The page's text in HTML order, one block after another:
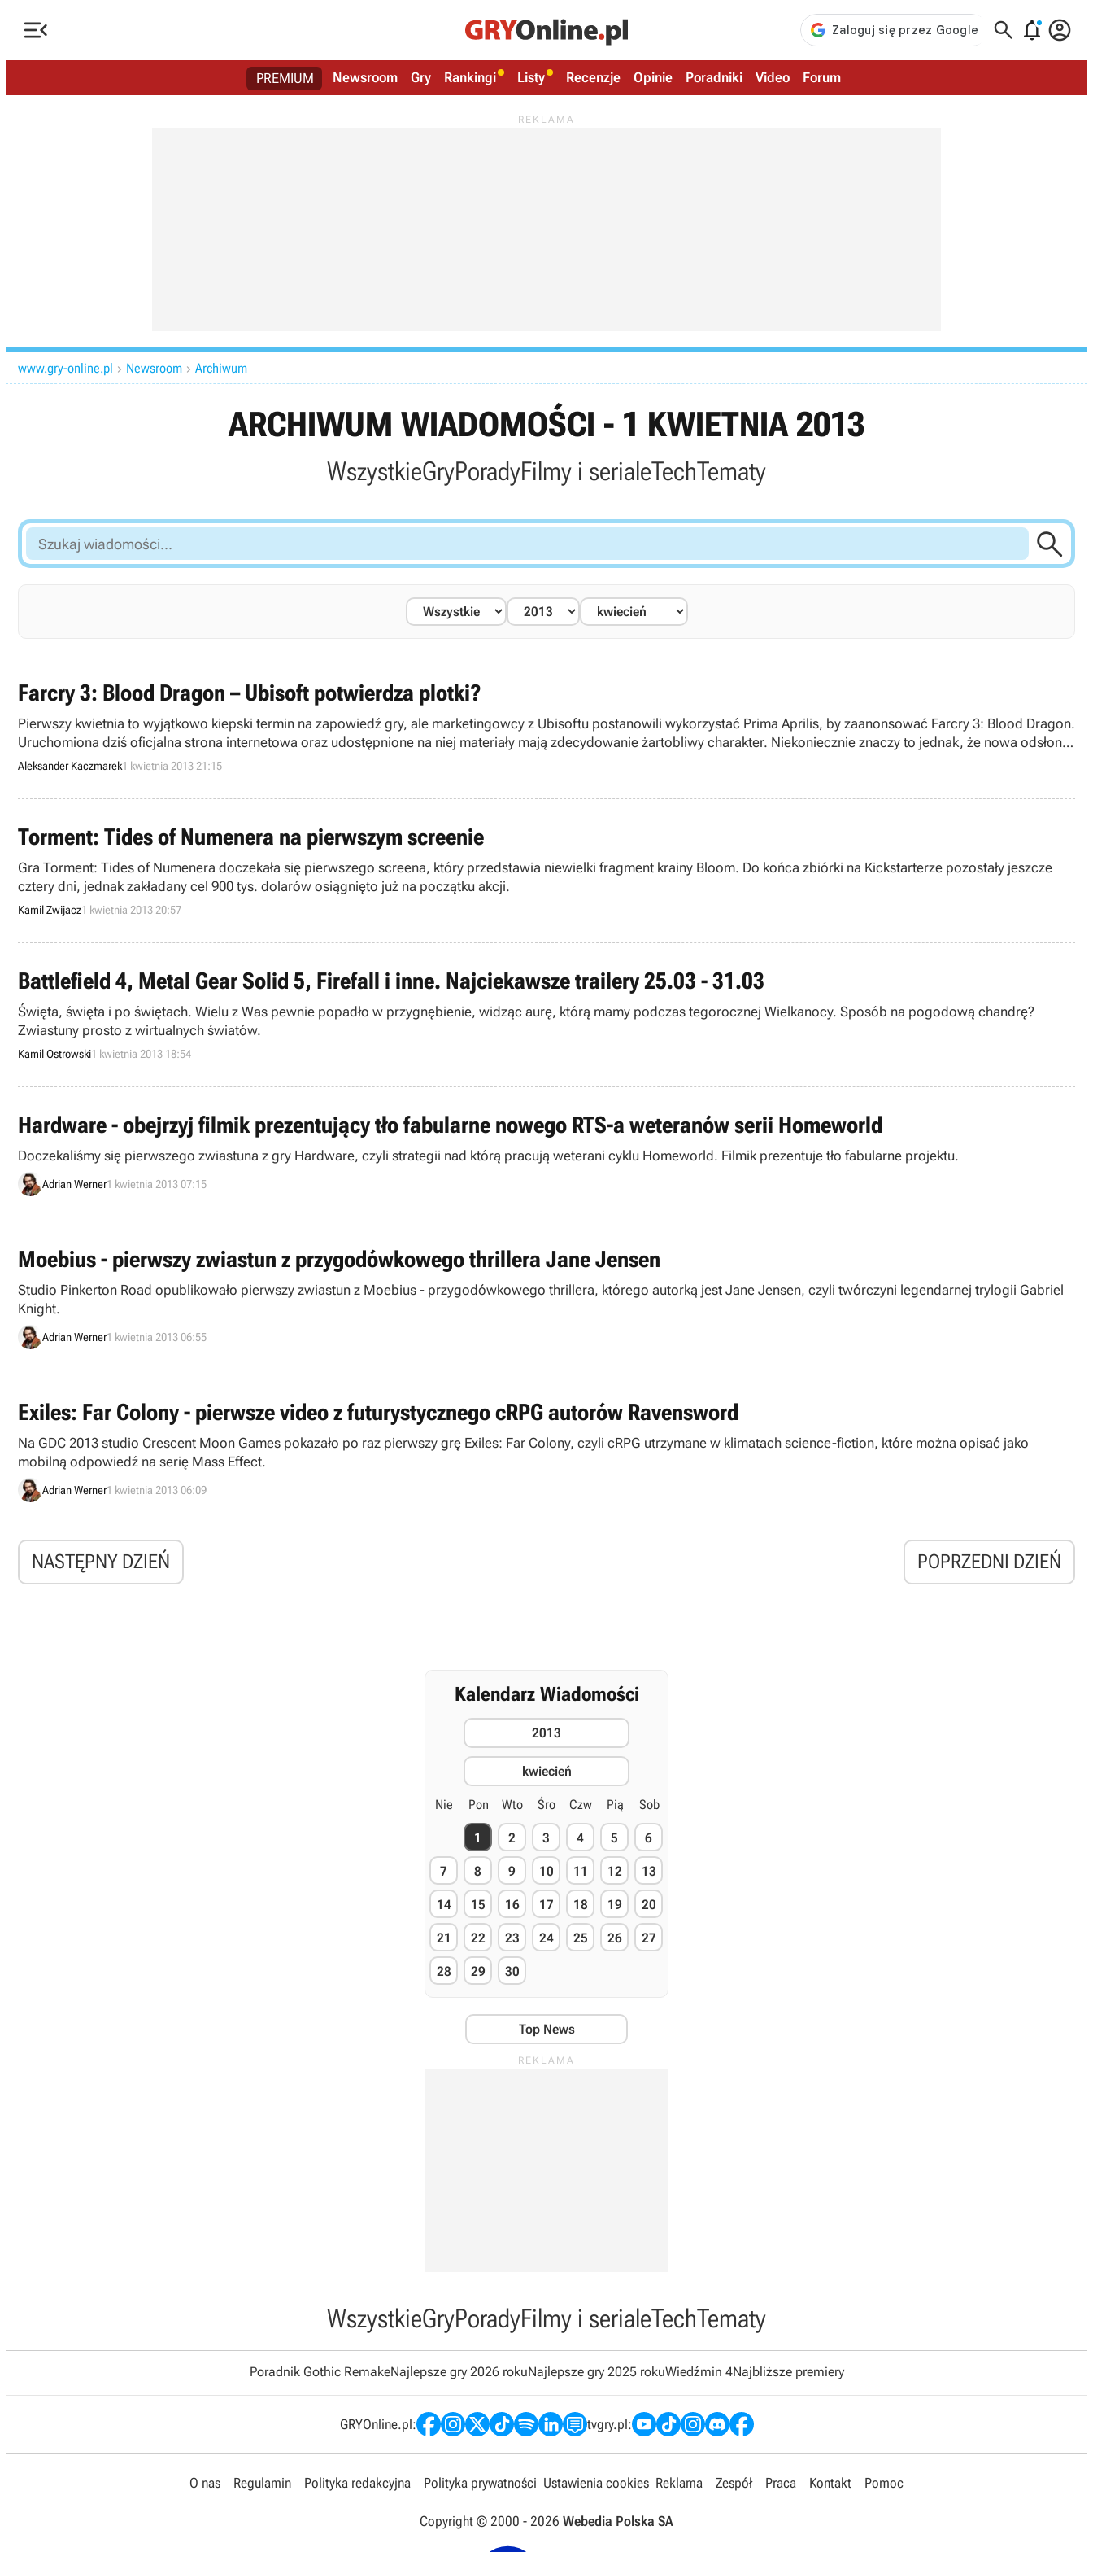
   
PREMIUM Newsroom Gry Rankingi Listy Recenzje Opinie Poradniki Video Forum
www.gry-online.pl  Newsroom  Archiwum
ARCHIWUM WIADOMOŚCI - 1 KWIETNIA 2013
WszystkieGryPoradyFilmy i serialeTechTematy
Szukaj
wiadomości...

Farcry 3: Blood Dragon – Ubisoft potwierdza plotki?
Pierwszy kwietnia to wyjątkowo kiepski termin na zapowiedź gry, ale marketingowcy z Ubisoftu postanowili wykorzystać Prima Aprilis, by zaanonsować Farcry 3: Blood Dragon.
Uruchomiona dziś oficjalna strona internetowa oraz udostępnione na niej materiały mają zdecydowanie żartobliwy charakter. Niekoniecznie znaczy to jednak, że nowa odsłona
cyklu Far Cry jest tylko dowcipem.
Aleksander Kaczmarek1 kwietnia 2013 21:15
Torment: Tides of Numenera na pierwszym screenie
Gra Torment: Tides of Numenera doczekała się pierwszego screena, który przedstawia niewielki fragment krainy Bloom. Do końca zbiórki na Kickstarterze pozostały jeszcze
cztery dni, jednak zakładany cel 900 tys. dolarów osiągnięto już na początku akcji.
Kamil Zwijacz1 kwietnia 2013 20:57
Battlefield 4, Metal Gear Solid 5, Firefall i inne. Najciekawsze trailery 25.03 - 31.03
Święta, święta i po świętach. Wielu z Was pewnie popadło w przygnębienie, widząc aurę, którą mamy podczas tegorocznej Wielkanocy. Sposób na pogodową chandrę?
Zwiastuny prosto z wirtualnych światów.
Kamil Ostrowski1 kwietnia 2013 18:54
Hardware - obejrzyj filmik prezentujący tło fabularne nowego RTS-a weteranów serii Homeworld
Doczekaliśmy się pierwszego zwiastuna z gry Hardware, czyli strategii nad którą pracują weterani cyklu Homeworld. Filmik prezentuje tło fabularne projektu.
Adrian Werner1 kwietnia 2013 07:15
Moebius - pierwszy zwiastun z przygodówkowego thrillera Jane Jensen
Studio Pinkerton Road opublikowało pierwszy zwiastun z Moebius - przygodówkowego thrillera, którego autorką jest Jane Jensen, czyli twórczyni legendarnej trylogii Gabriel
Knight.
Adrian Werner1 kwietnia 2013 06:55
Exiles: Far Colony - pierwsze video z futurystycznego cRPG autorów Ravensword
Na GDC 2013 studio Crescent Moon Games pokazało po raz pierwszy grę Exiles: Far Colony, czyli cRPG utrzymane w klimatach science-fiction, które można opisać jako
mobilną odpowiedź na serię Mass Effect.
Adrian Werner1 kwietnia 2013 06:09
NASTĘPNY DZIEŃ POPRZEDNI DZIEŃ
Kalendarz Wiadomości
2013
kwiecień
Nie Pon Wto Śro Czw Pią Sob
1 2 3 4 5 6
7 8 9 10 11 12 13
14 15 16 17 18 19 20
21 22 23 24 25 26 27
28 29 30
Top News
WszystkieGryPoradyFilmy i serialeTechTematy
Poradnik Gothic RemakeNajlepsze gry 2026 rokuNajlepsze gry 2025 rokuWiedźmin 4Najbliższe premiery
GRYOnline.pl: tvgry.pl:
O nas Regulamin Polityka redakcyjna Polityka prywatności Ustawienia cookies Reklama Zespół Praca Kontakt Pomoc
Copyright © 2000 - 2026 Webedia Polska SA